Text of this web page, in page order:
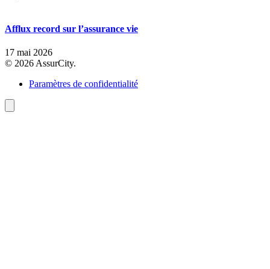
Afflux record sur l’assurance vie
17 mai 2026
© 2026 AssurCity.
Paramètres de confidentialité